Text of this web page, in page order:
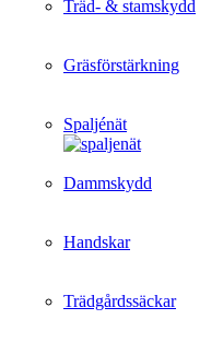
Träd- & stamskydd
Gräsförstärkning
Spaljénät
Dammskydd
Handskar
Trädgårdssäckar